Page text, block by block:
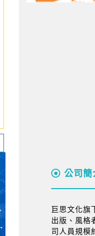
公司簡
巨思文化旗
出版、風格
司人員規模